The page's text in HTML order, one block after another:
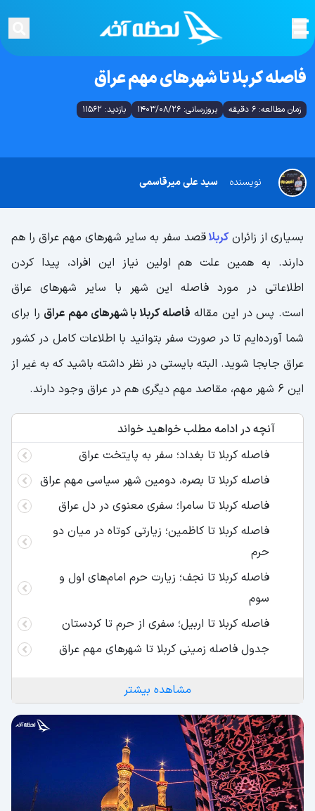
فاصله کربلا تا شهرهای مهم عراق
زمان مطالعه: 6 دقیقه بروزرسانی: 1403/08/26 بازدید: 11562
سید علی میرقاسمی نویسنده
بسیاری از زائرانکربلاقصد سفر به سایر شهرهای مهم عراق را هم
دارند. به همین علت هم اولین نیاز این افراد، پیدا کردن
اطلاعاتی در مورد فاصله این شهر با سایر شهرهای عراق
است. پس در این مقاله فاصله کربلا با شهرهای مهم عراق را برای
شما آورده‌ایم تا در صورت سفر بتوانید با اطلاعات کامل در کشور
عراق جابجا شوید. البته بایستی در نظر داشته باشید که به غیر از
این 6 شهر مهم، مقاصد مهم دیگری هم در عراق وجود دارند.
آنچه در ادامه مطلب خواهید خواند
فاصله کربلا تا بغداد؛ سفر به پایتخت عراق
فاصله کربلا تا بصره، دومین شهر سیاسی مهم عراق
فاصله کربلا تا سامرا؛ سفری معنوی در دل عراق
فاصله کربلا تا کاظمین؛ زیارتی کوتاه در میان دو
حرم
فاصله کربلا تا نجف؛ زیارت حرم‌ امام‌های اول و
سوم
فاصله کربلا تا اربیل؛ سفری از حرم تا کردستان
جدول فاصله زمینی کربلا تا شهرهای مهم عراق
مشاهده بیشتر